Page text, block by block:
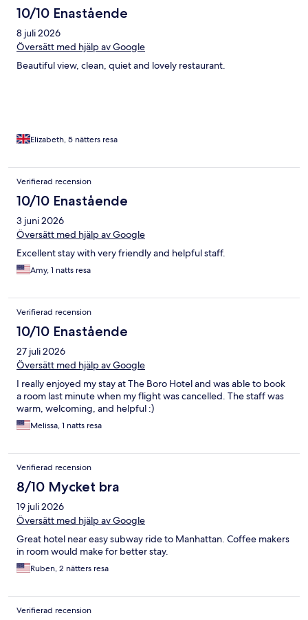
10/10 Enastående
8 juli 2026
Översätt med hjälp av Google
Beautiful view, clean, quiet and lovely restaurant.
Elizabeth, 5 nätters resa
Verifierad recension
10/10 Enastående
3 juni 2026
Översätt med hjälp av Google
Excellent stay with very friendly and helpful staff.
Amy, 1 natts resa
Verifierad recension
10/10 Enastående
27 juli 2026
Översätt med hjälp av Google
I really enjoyed my stay at The Boro Hotel and was able to book
a room last minute when my flight was cancelled. The staff was
warm, welcoming, and helpful :)
Melissa, 1 natts resa
Verifierad recension
8/10 Mycket bra
19 juli 2026
Översätt med hjälp av Google
Great hotel near easy subway ride to Manhattan. Coffee makers
in room would make for better stay.
Ruben, 2 nätters resa
Verifierad recension